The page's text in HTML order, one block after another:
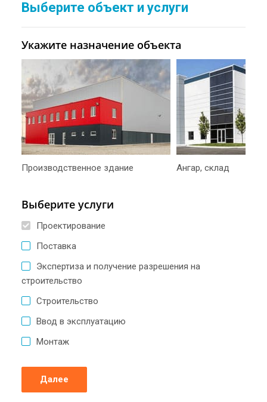
Выберите объект и услуги
Укажите назначение объекта
Производственное здание Ангар, склад
Выберите услуги
Проектирование
Поставка
Экспертиза и получение разрешения на
строительство
Строительство
Ввод в эксплуатацию
Монтаж
Далее